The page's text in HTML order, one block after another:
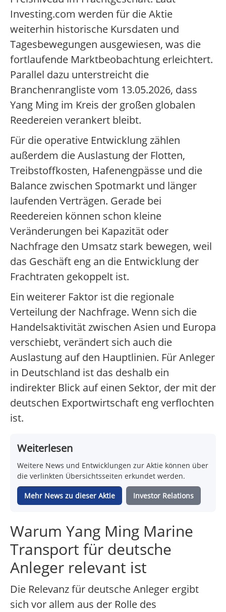
Investing.com werden für die Aktie
weiterhin historische Kursdaten und
Tagesbewegungen ausgewiesen, was die
fortlaufende Marktbeobachtung erleichtert.
Parallel dazu unterstreicht die
Branchenrangliste vom 13.05.2026, dass
Yang Ming im Kreis der großen globalen
Reedereien verankert bleibt.
Für die operative Entwicklung zählen
außerdem die Auslastung der Flotten,
Treibstoffkosten, Hafenengpässe und die
Balance zwischen Spotmarkt und länger
laufenden Verträgen. Gerade bei
Reedereien können schon kleine
Veränderungen bei Kapazität oder
Nachfrage den Umsatz stark bewegen, weil
das Geschäft eng an die Entwicklung der
Frachtraten gekoppelt ist.
Ein weiterer Faktor ist die regionale
Verteilung der Nachfrage. Wenn sich die
Handelsaktivität zwischen Asien und Europa
verschiebt, verändert sich auch die
Auslastung auf den Hauptlinien. Für Anleger
in Deutschland ist das deshalb ein
indirekter Blick auf einen Sektor, der mit der
deutschen Exportwirtschaft eng verflochten
ist.
Weiterlesen
Weitere News und Entwicklungen zur Aktie können über
die verlinkten Übersichtsseiten erkundet werden.
Mehr News zu dieser Aktie Investor Relations
Warum Yang Ming Marine
Transport für deutsche
Anleger relevant ist
Die Relevanz für deutsche Anleger ergibt
sich vor allem aus der Rolle des